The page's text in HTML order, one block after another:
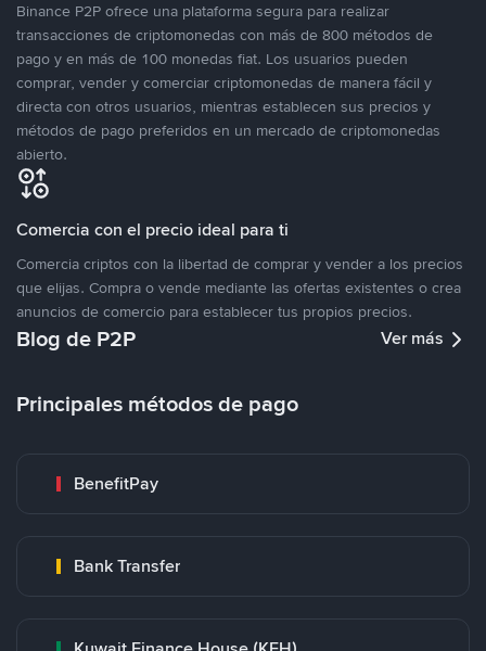
Binance P2P ofrece una plataforma segura para realizar
transacciones de criptomonedas con más de 800 métodos de
pago y en más de 100 monedas fiat. Los usuarios pueden
comprar, vender y comerciar criptomonedas de manera fácil y
directa con otros usuarios, mientras establecen sus precios y
métodos de pago preferidos en un mercado de criptomonedas
abierto.
Comercia con el precio ideal para ti
Comercia criptos con la libertad de comprar y vender a los precios
que elijas. Compra o vende mediante las ofertas existentes o crea
anuncios de comercio para establecer tus propios precios.
Blog de P2P Ver más
Principales métodos de pago
BenefitPay
Bank Transfer